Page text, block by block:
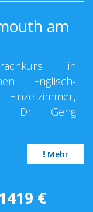
am
in
Englisch-
Dr. Geng
Mehr
€